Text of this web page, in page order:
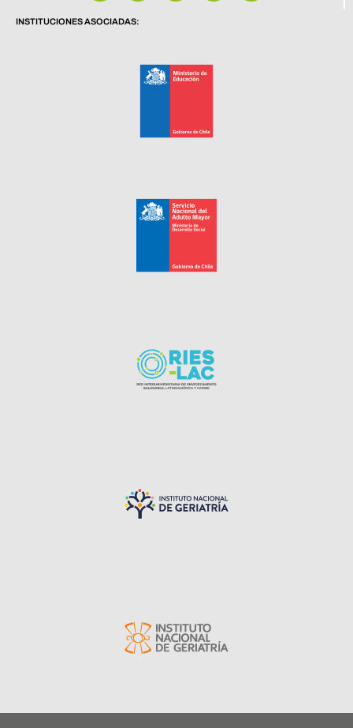
INSTITUCIONES ASOCIADAS: